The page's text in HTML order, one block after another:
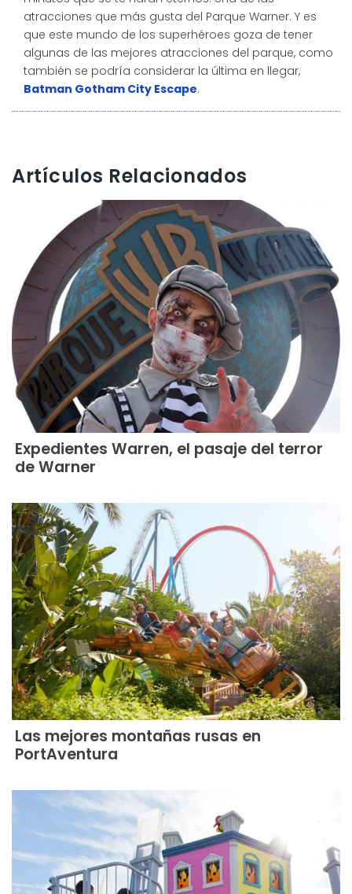
atracciones que más gusta del Parque Warner. Y es
que este mundo de los superhéroes goza de tener
algunas de las mejores atracciones del parque, como
también se podría considerar la última en llegar,
Batman Gotham City Escape.
Artículos Relacionados
Expedientes Warren, el pasaje del terror
de Warner
Las mejores montañas rusas en
PortAventura